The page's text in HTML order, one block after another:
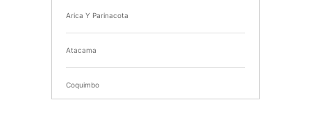
INSTITUTO NACIONAL DE DEPORTES DE CHILE
SERVICIO DE SALUD DEL MAULE HOSPITAL DE
TALCA
I MUNICIPALIDAD DE PROVIDENCIA
Arica Y Parinacota
Atacama
Coquimbo